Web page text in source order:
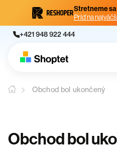
Stretneme sa
Príď na
+421 948 922 444
Obchod bol ukončený
Obchod bol